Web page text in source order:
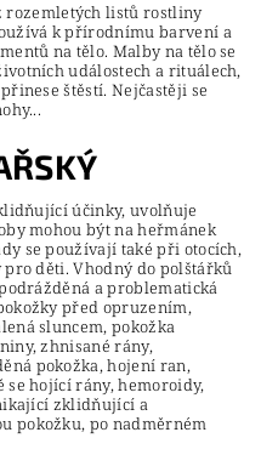
rozemletých listů rostliny
k přírodnímu barvení a
na tělo. Malby na tělo se
událostech a rituálech,
štěstí. Nejčastěji se
účinky, uvolňuje
mohou být na heřmánek
se používají také při otocích,
děti. Vhodný do polštářků
a problematická
před opruzením,
sluncem, pokožka
zhnisané rány,
pokožka, hojení ran,
hojící rány, hemoroidy,
zklidňující a
pokožku, po nadměrném